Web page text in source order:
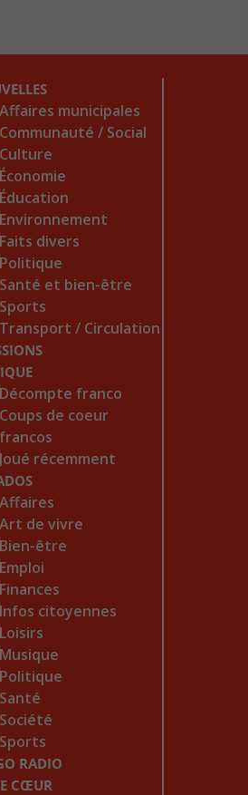
Affaires municipales
Communauté / Social
Culture
Économie
Éducation
Environnement
Faits divers
Politique
Santé et bien-être
Sports
Transport / Circulation
Décompte franco
Coups de coeur
francos
Joué récemment
Affaires
Art de vivre
Bien-être
Emploi
Finances
Infos citoyennes
Loisirs
Musique
Politique
Santé
Société
Sports
RADIO
CŒUR